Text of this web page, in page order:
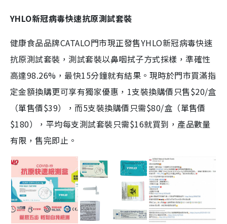
YHLO新冠病毒快速抗原測試套裝
健康食品品牌CATALO門市現正發售YHLO新冠病毒快速
抗原測試套裝，測試套裝以鼻咽拭子方式採樣，準確性
高達98.26%，最快15分鐘就有結果。現時於門市買滿指
定金額換購更可享有獨家優惠，1支裝換購價只售$20/盒
（單售價$39），而5支裝換購價只需$80/盒（單售價
$180），平均每支測試套裝只需$16就買到，產品數量
有限，售完即止。